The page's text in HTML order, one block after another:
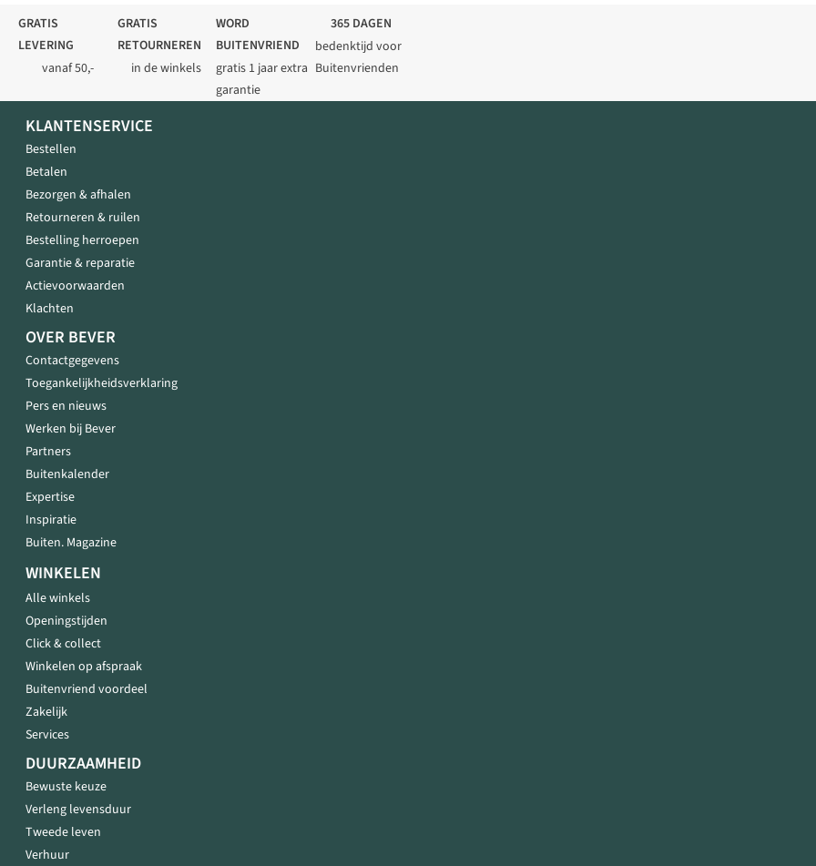
GRATIS
LEVERING
vanaf 50,-
GRATIS
RETOURNEREN
in de winkels
WORD
BUITENVRIEND
gratis 1 jaar extra
garantie
365 DAGEN
bedenktijd voor
Buitenvrienden
KLANTENSERVICE
Bestellen
Betalen
Bezorgen & afhalen
Retourneren & ruilen
Bestelling herroepen
Garantie & reparatie
Actievoorwaarden
Klachten
OVER BEVER
Contactgegevens
Toegankelijkheidsverklaring
Pers en nieuws
Werken bij Bever
Partners
Buitenkalender
Expertise
Inspiratie
Buiten. Magazine
WINKELEN
Alle winkels
Openingstijden
Click & collect
Winkelen op afspraak
Buitenvriend voordeel
Zakelijk
Services
DUURZAAMHEID
Bewuste keuze
Verleng levensduur
Tweede leven
Verhuur